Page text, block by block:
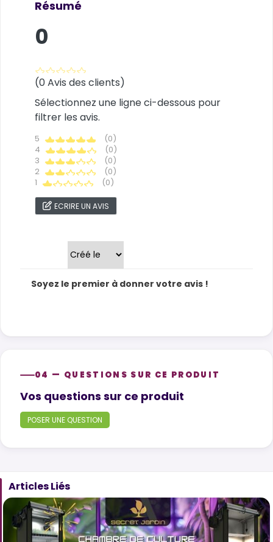
Résumé
0
(0 Avis des clients)
Sélectionnez une ligne ci-dessous pour
filtrer les avis.
5
(0)
4
(0)
3
(0)
2
(0)
1
(0)
ECRIRE UN AVIS
Soyez le premier à donner votre avis !
04 — QUESTIONS SUR CE PRODUIT
Product questions
Vos questions sur ce produit
POSER UNE QUESTION
Articles Liés